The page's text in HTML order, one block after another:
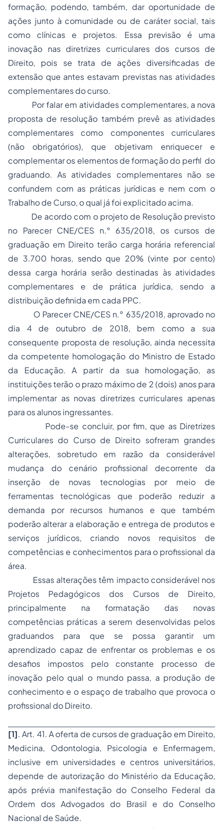
formação, podendo, também, dar oportunidade de
ações junto à comunidade ou de caráter social, tais
como clínicas e projetos. Essa previsão é uma
inovação nas diretrizes curriculares dos cursos de
Direito, pois se trata de ações diversificadas de
extensão que antes estavam previstas nas atividades
complementares do curso.
Por falar em atividades complementares, a nova
proposta de resolução também prevê as atividades
complementares como componentes curriculares
(não obrigatórios), que objetivam enriquecer e
complementar os elementos de formação do perfil do
graduando. As atividades complementares não se
confundem com as práticas jurídicas e nem com o
Trabalho de Curso, o qual já foi explicitado acima.
De acordo com o projeto de Resolução previsto
no Parecer CNE/CES n.° 635/2018, os cursos de
graduação em Direito terão carga horária referencial
de 3.700 horas, sendo que 20% (vinte por cento)
dessa carga horária serão destinadas às atividades
complementares e de prática jurídica, sendo a
distribuição definida em cada PPC.
O Parecer CNE/CES n.° 635/2018, aprovado no
dia 4 de outubro de 2018, bem como a sua
consequente proposta de resolução, ainda necessita
da competente homologação do Ministro de Estado
da Educação. A partir da sua homologação, as
instituições terão o prazo máximo de 2 (dois) anos para
implementar as novas diretrizes curriculares apenas
para os alunos ingressantes.
Pode-se concluir, por fim, que as Diretrizes
Curriculares do Curso de Direito sofreram grandes
alterações, sobretudo em razão da considerável
mudança do cenário profissional decorrente da
inserção de novas tecnologias por meio de
ferramentas tecnológicas que poderão reduzir a
demanda por recursos humanos e que também
poderão alterar a elaboração e entrega de produtos e
serviços jurídicos, criando novos requisitos de
competências e conhecimentos para o profissional da
área.
Essas alterações têm impacto considerável nos
Projetos Pedagógicos dos Cursos de Direito,
principalmente na formatação das novas
competências práticas a serem desenvolvidas pelos
graduandos para que se possa garantir um
aprendizado capaz de enfrentar os problemas e os
desafios impostos pelo constante processo de
inovação pelo qual o mundo passa, a produção de
conhecimento e o espaço de trabalho que provoca o
profissional do Direito.
[1]. Art. 41. A oferta de cursos de graduação em Direito,
Medicina, Odontologia, Psicologia e Enfermagem,
inclusive em universidades e centros universitários,
depende de autorização do Ministério da Educação,
após prévia manifestação do Conselho Federal da
Ordem dos Advogados do Brasil e do Conselho
Nacional de Saúde.